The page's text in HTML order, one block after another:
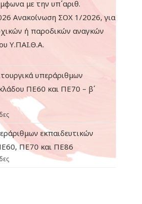
με την υπ΄αριθ.
Ανακοίνωση ΣΟΧ 1/2026, για
ή παροδικών αναγκών
Υ.ΠΑΙ.Θ.Α.
υπεράριθμων
ΠΕ60 και ΠΕ70 – β΄
εκπαιδευτικών
ΠΕ70 και ΠΕ86